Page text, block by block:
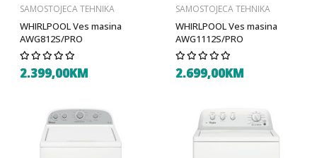
SAMOSTOJECA TEHNIKA
WHIRLPOOL Ves masina
AWG812S/PRO
2.399,00KM
SAMOSTOJECA TEHNIKA
WHIRLPOOL Ves masina
AWG1112S/PRO
2.699,00KM